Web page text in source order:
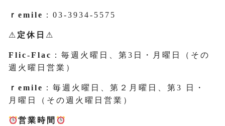
ｒemile ：03-3934-5575
⚠ 定休日 ⚠
Flic-Flac ：毎週火曜日、第3日・月曜日（その
週火曜日営業）
ｒemile ：毎週火曜日、第２月曜日、第3 日・
月曜日（その週火曜日営業）
営業時間